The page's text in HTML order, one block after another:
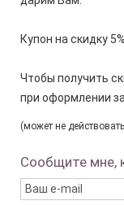
Купон на скидку
Чтобы получить
при оформлении
(может не
Сообщите мне,